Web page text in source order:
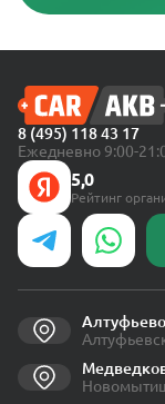
8 (495) 118 43 17
Ежедневно 9:00-
5,0
Рейтинг
Алтуфьево